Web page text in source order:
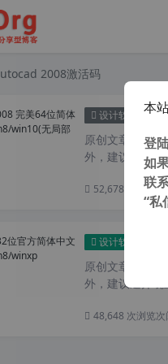
2008激活码
设计软件 独家
原创文章，转
外，建议避开
52,678 次浏览次
设计软件
原创文章，转
外，建议避开晚
48,648 次浏览
本
登
如
联
“私